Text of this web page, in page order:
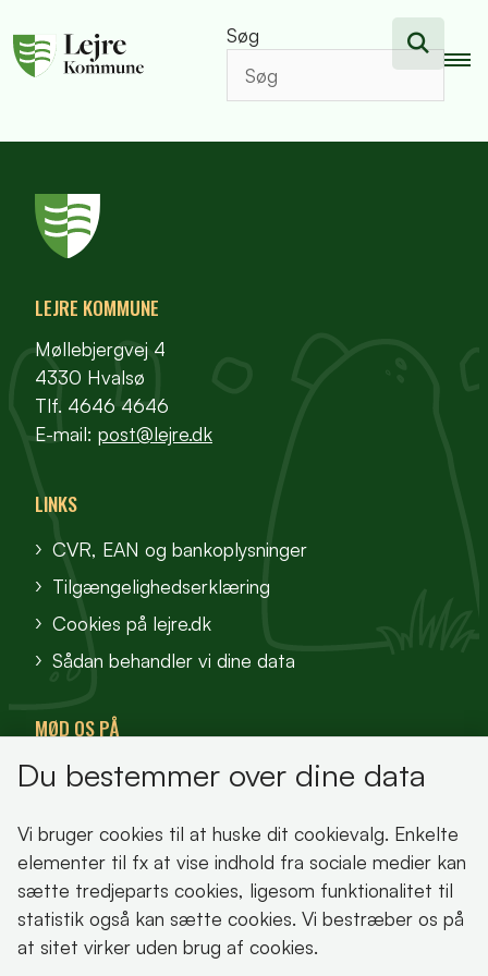
Søg
LEJRE KOMMUNE
Møllebjergvej 4
4330 Hvalsø
Tlf. 4646 4646
E-mail: post@lejre.dk
LINKS
CVR, EAN og bankoplysninger
Tilgængelighedserklæring
Cookies på lejre.dk
Sådan behandler vi dine data
MØD OS PÅ
VisitFjordlandet
Oplev Lejre
Du bestemmer over dine data
Vi bruger cookies til at huske dit cookievalg. Enkelte
elementer til fx at vise indhold fra sociale medier kan
sætte tredjeparts cookies, ligesom funktionalitet til
statistik også kan sætte cookies. Vi bestræber os på
at sitet virker uden brug af cookies.